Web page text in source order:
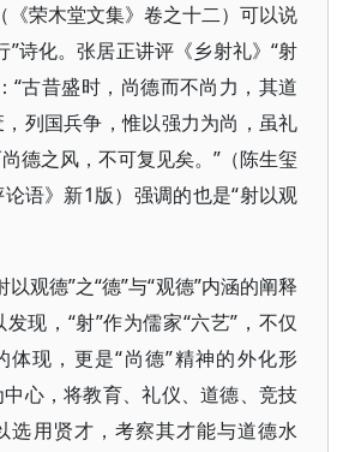
《荣木堂文集》卷之十二）可以说
”诗化。张居正讲评《乡射礼》“射
“古昔盛时，尚德而不尚力，其道
列国兵争，惟以强力为尚，虽礼
德之风，不可复见矣。”（陈生玺
语》新1版）强调的也是“射以观
以观德”之“德”与“观德”内涵的阐释
现，“射”作为儒家“六艺”，不仅
体现，更是“尚德”精神的外化形
心，将教育、礼仪、道德、竞技
选用贤才，考察其才能与道德水